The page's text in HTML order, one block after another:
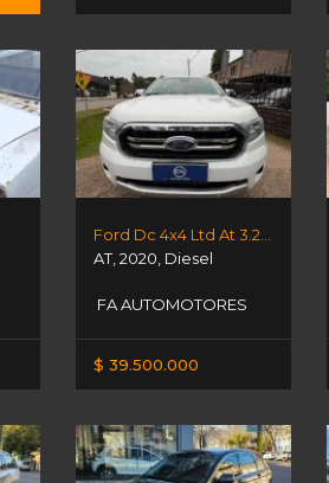
AT,2020 Diesel
FA AUTOMOTORES
$ 39.500.000